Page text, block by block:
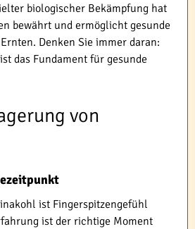
biologischer Bekämpfung hat
bewährt und ermöglicht gesunde
Denken Sie immer daran:
das Fundament für gesunde
von
ist Fingerspitzengefühl
ist der richtige Moment